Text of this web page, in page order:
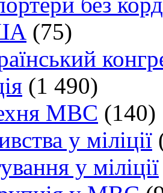
(75)
(1 490)
МВС (140)
у міліції
у міліції